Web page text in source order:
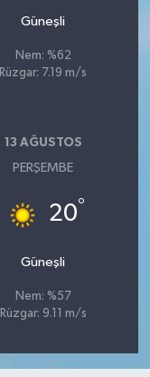
Güneşli
Nem: %62
Rüzgar: 7.19 m/s
13 AĞUSTOS
PERŞEMBE
20°
Güneşli
Nem: %57
Rüzgar: 9.11 m/s